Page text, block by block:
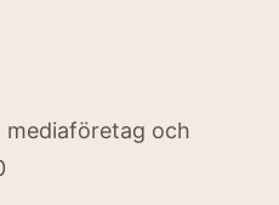
mediaföretag och